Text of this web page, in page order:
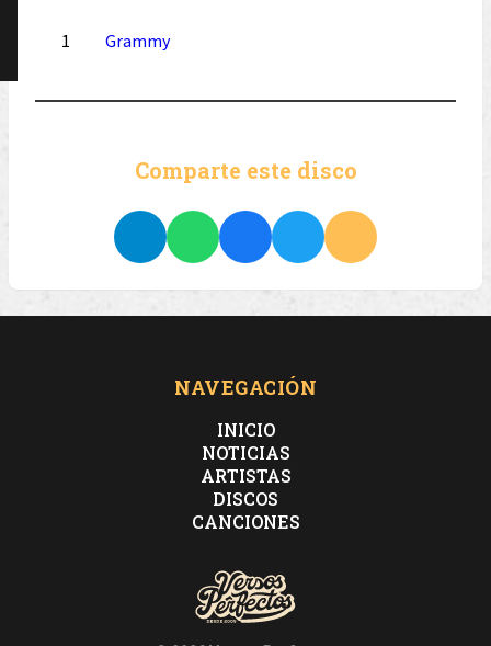
1 Grammy
Comparte este disco
NAVEGACIÓN
INICIO
NOTICIAS
ARTISTAS
DISCOS
CANCIONES